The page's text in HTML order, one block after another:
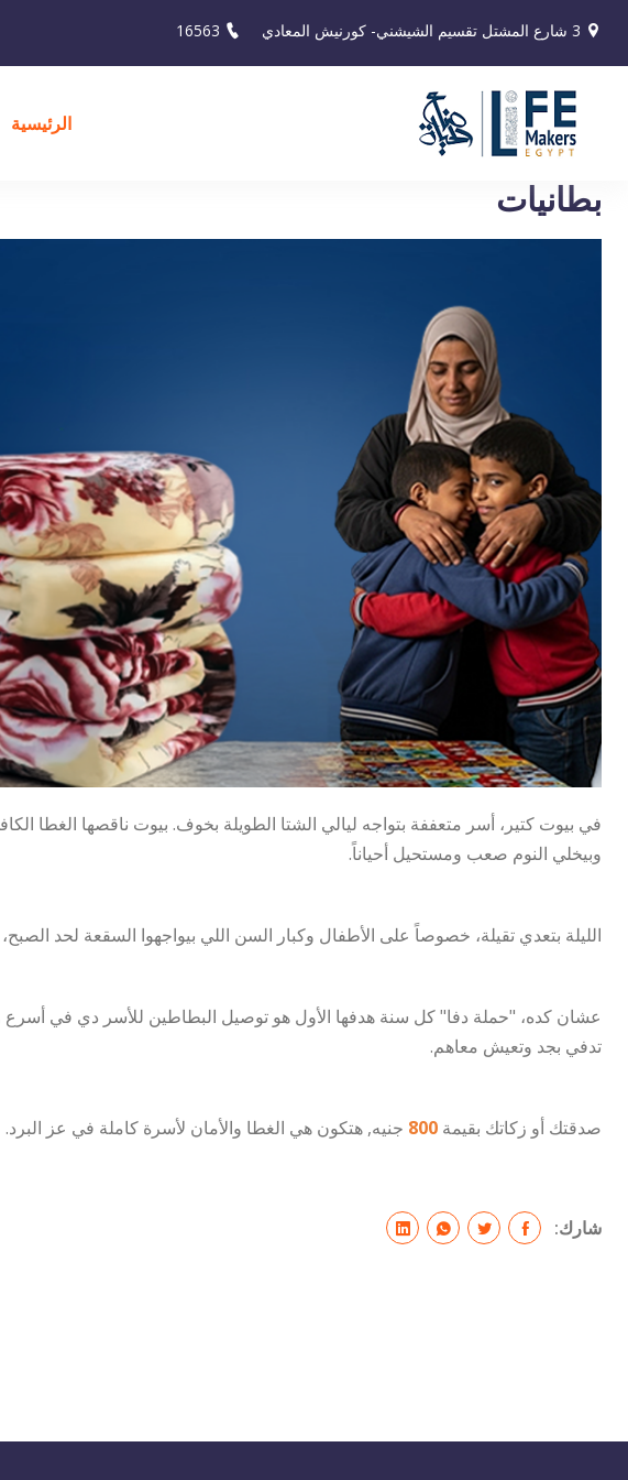
3 شارع المشتل تقسيم الشيشني- كورنيش المعادي 16563
الرئيسية
بطانيات
في بيوت كتير، أسر متعففة بتواجه ليالي الشتا الطويلة بخوف. بيوت ناقصها الغطا
وبيخلي النوم صعب ومستحيل أحياناً.
الليلة بتعدي تقيلة، خصوصاً على الأطفال وكبار السن اللي بيواجهوا السقعة لحد
عشان كده، "حملة دفا" كل سنة هدفها الأول هو توصيل البطاطين للأسر دي في أسرع
تدفي بجد وتعيش معاهم.
صدقتك أو زكاتك بقيمة 800 جنيه, هتكون هي الغطا والأمان لأسرة كاملة في عز البرد.
شارك: